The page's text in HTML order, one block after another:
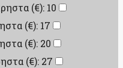
(€): 10
(€): 17
(€): 20
(€): 27